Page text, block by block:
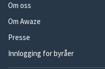
Om oss
Om Awaze
Presse
Innlogging for byråer